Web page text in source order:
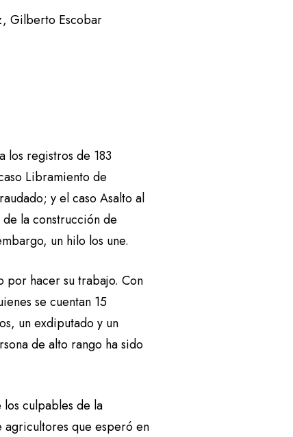
Gilberto Escobar
los registros de 183
Libramiento de
y el caso Asalto al
la construcción de
un hilo los une.
por hacer su trabajo. Con
se cuentan 15
un exdiputado y un
de alto rango ha sido
culpables de la
que esperó en